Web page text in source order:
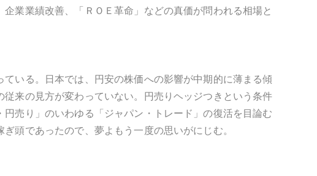
業業績改善、「ＲＯＥ革命」などの真価が問われる相場と
いる。日本では、円安の株価への影響が中期的に薄まる傾
来の見方が変わっていない。円売りヘッジつきという条件
売り」のいわゆる「ジャパン・トレード」の復活を目論む
頭であったので、夢よもう一度の思いがにじむ。